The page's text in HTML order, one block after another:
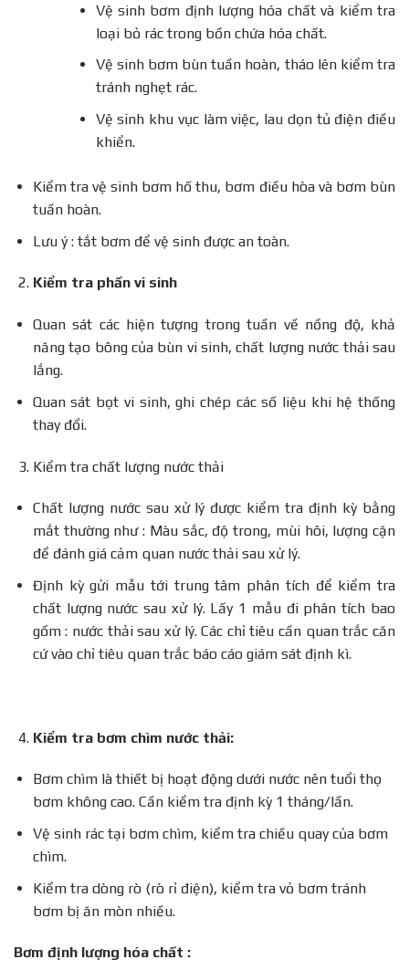
Vệ sinh bơm định lượng hóa chất và kiểm tra
loại bỏ rác trong bồn chứa hóa chất.
Vệ sinh bơm bùn tuần hoàn, tháo lên kiểm tra
tránh nghẹt rác.
Vệ sinh khu vục làm việc, lau dọn tủ điện điều
khiển.
Kiểm tra vệ sinh bơm hố thu, bơm điều hòa và bơm bùn
tuần hoàn.
Lưu ý : tắt bơm để vệ sinh được an toàn.
Kiểm tra phần vi sinh
Quan sát các hiện tượng trong tuần về nồng độ, khả
năng tạo bông của bùn vi sinh, chất lượng nước thải sau
lắng.
Quan sát bọt vi sinh, ghi chép các số liệu khi hệ thống
thay đổi.
Kiểm tra chất lượng nước thải
Chất lượng nước sau xử lý được kiểm tra định kỳ bằng
mắt thường như : Màu sắc, độ trong, mùi hôi, lượng cặn
để đánh giá cảm quan nước thải sau xử lý.
Định kỳ gửi mẫu tới trung tâm phân tích để kiểm tra
chất lượng nước sau xử lý. Lấy 1 mẫu đi phân tích bao
gồm : nước thải sau xử lý. Các chỉ tiêu cần quan trắc căn
cứ vào chỉ tiêu quan trắc báo cáo giám sát định kì.
Kiểm tra bơm chìm nước thải:
Bơm chìm là thiết bị hoạt động dưới nước nên tuổi thọ
bơm không cao. Cần kiểm tra định kỳ 1 tháng/lần.
Vệ sinh rác tại bơm chìm, kiểm tra chiều quay của bơm
chìm.
Kiểm tra dòng rò (rò rỉ điện), kiểm tra vỏ bơm tránh
bơm bị ăn mòn nhiều.
Bơm định lượng hóa chất :